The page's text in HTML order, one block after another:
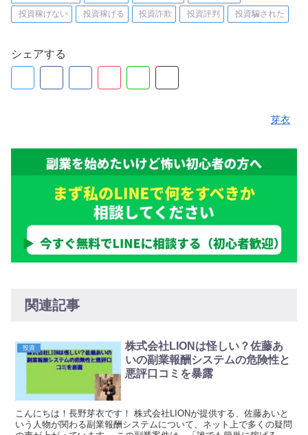
投資稼げない
投資稼げる 投資詐欺 投資評判 投資騙された
シェアする
芽衣
関連記事
投資
株式会社LIONは怪しい？佐藤あ
いの副業報酬システムの危険性と
悪評口コミを暴露
こんにちは！長野芽衣です！ 株式会社LIONが提供する、佐藤あいと
いう人物が関わる副業報酬システムについて、ネット上で多くの疑問